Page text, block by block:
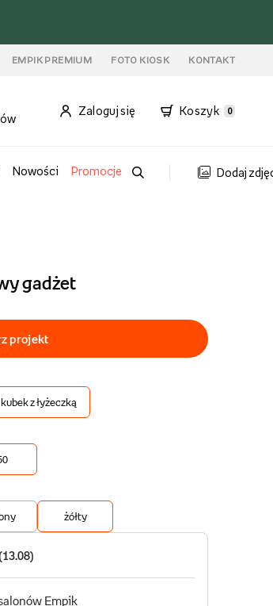
EMPIK PREMIUM FOTO KIOSK KONTAKT
Zaloguj się Koszyk 0
Nowości Promocje Dodaj